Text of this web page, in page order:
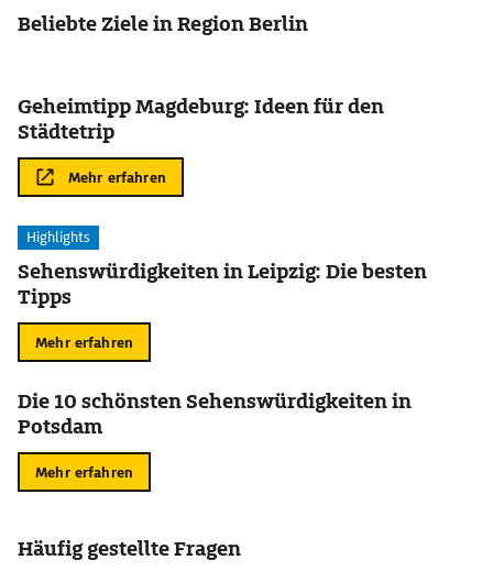
Beliebte Ziele in Region Berlin
Geheimtipp Magdeburg: Ideen für den
Städtetrip
Mehr erfahren
Highlights
Sehenswürdigkeiten in Leipzig: Die besten
Tipps
Mehr erfahren
Die 10 schönsten Sehenswürdigkeiten in
Potsdam
Mehr erfahren
Häufig gestellte Fragen